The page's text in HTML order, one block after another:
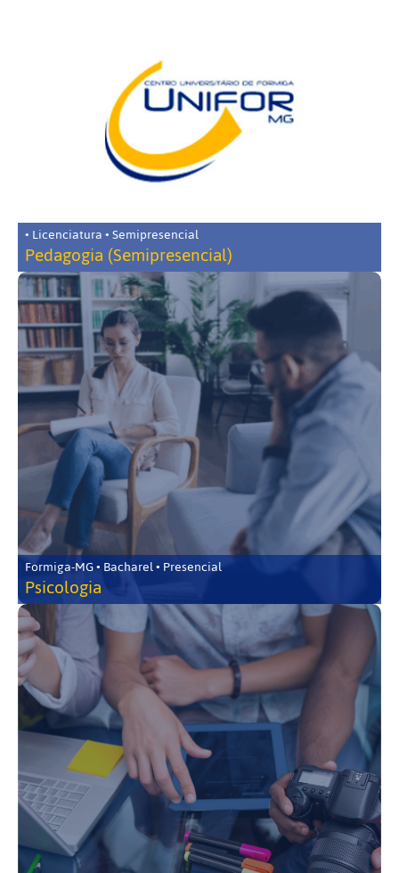
• Licenciatura • Semipresencial
Pedagogia (Semipresencial)
Formiga-MG • Bacharel • Presencial
Psicologia